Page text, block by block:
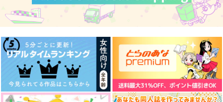
サンプル
作品詳細
サンプル
作品詳細
サンプル
作品詳細